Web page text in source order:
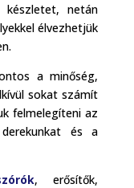
készletet, netán
élvezhetjük
a minőség,
sokat számít
felmelegíteni az
és a
, erősítők,